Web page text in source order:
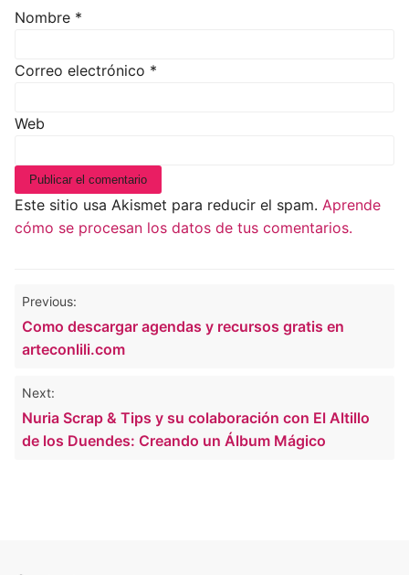
Nombre *
Correo electrónico *
Web
Este sitio usa Akismet para reducir el spam. Aprende
cómo se procesan los datos de tus comentarios.
Navegación
de
entradas
Previous:
Como descargar agendas y recursos gratis en
arteconlili.com
Next:
Nuria Scrap & Tips y su colaboración con El Altillo
de los Duendes: Creando un Álbum Mágico